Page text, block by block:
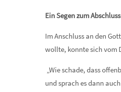
Ein Segen zum Abschluss
Im Anschluss an den
wollte, konnte sich vom
„Wie schade, dass
und sprach es dann